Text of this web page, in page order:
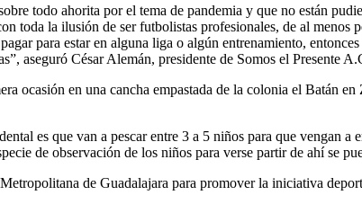
todo ahorita por el tema de pandemia y que no están
toda la ilusión de ser futbolistas profesionales, de al menos
para estar en alguna liga o algún entrenamiento,
aseguró César Alemán, presidente de Somos el Presente
ocasión en una cancha empastada de la colonia el Batán
es que van a pescar entre 3 a 5 niños para que vengan a
de observación de los niños para verse partir de ahí se
de Guadalajara para promover la iniciativa